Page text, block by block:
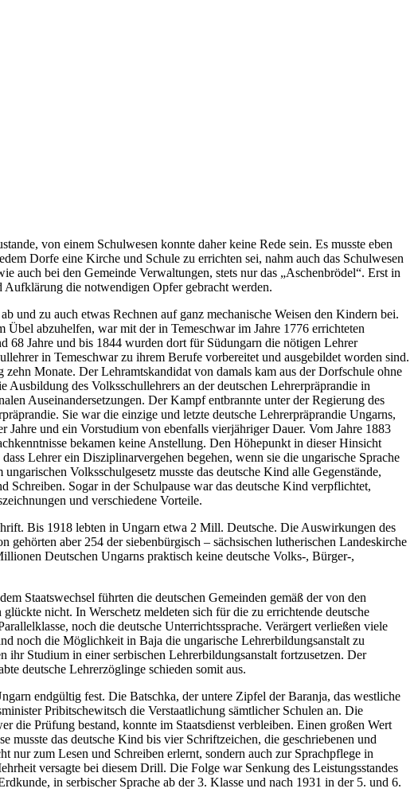
von einem Schulwesen konnte daher keine Rede sein. Es musste eben
Dorfe eine Kirche und Schule zu errichten sei, nahm auch das Schulwesen
auch bei den Gemeinde Verwaltungen, stets nur das „Aschenbrödel“. Erst in
die notwendigen Opfer gebracht werden.
und zu auch etwas Rechnen auf ganz mechanische Weisen den Kindern bei.
abzuhelfen, war mit der in Temeschwar im Jahre 1776 errichteten
68 Jahre und bis 1844 wurden dort für Südungarn die nötigen Lehrer
in Temeschwar zu ihrem Berufe vorbereitet und ausgebildet worden sind.
Monate. Der Lehramtskandidat von damals kam aus der Dorfschule ohne
des Volksschullehrers an der deutschen Lehrerpräprandie in
Auseinandersetzungen. Der Kampf entbrannte unter der Regierung des
Sie war die einzige und letzte deutsche Lehrerpräprandie Ungarns,
Jahre und ein Vorstudium von ebenfalls vierjähriger Dauer. Vom Jahre 1883
bekamen keine Anstellung. Den Höhepunkt in dieser Hinsicht
Lehrer ein Disziplinarvergehen begehen, wenn sie die ungarische Sprache
Volksschulgesetz musste das deutsche Kind alle Gegenstände,
Schreiben. Sogar in der Schulpause war das deutsche Kind verpflichtet,
und verschiedene Vorteile.
Bis 1918 lebten in Ungarn etwa 2 Mill. Deutsche. Die Auswirkungen des
aber 254 der siebenbürgisch – sächsischen lutherischen Landeskirche
Deutschen Ungarns praktisch keine deutsche Volks-, Bürger-,
Staatswechsel führten die deutschen Gemeinden gemäß der von den
nicht. In Werschetz meldeten sich für die zu errichtende deutsche
noch die deutsche Unterrichtssprache. Verärgert verließen viele
noch die Möglichkeit in Baja die ungarische Lehrerbildungsanstalt zu
Studium in einer serbischen Lehrerbildungsanstalt fortzusetzen. Der
deutsche Lehrerzöglinge schieden somit aus.
endgültig fest. Die Batschka, der untere Zipfel der Baranja, das westliche
Pribitschewitsch die Verstaatlichung sämtlicher Schulen an. Die
die Prüfung bestand, konnte im Staatsdienst verbleiben. Einen großen Wert
musste das deutsche Kind bis vier Schriftzeichen, die geschriebenen und
nur zum Lesen und Schreiben erlernt, sondern auch zur Sprachpflege in
versagte bei diesem Drill. Die Folge war Senkung des Leistungsstandes
in serbischer Sprache ab der 3. Klasse und nach 1931 in der 5. und 6.